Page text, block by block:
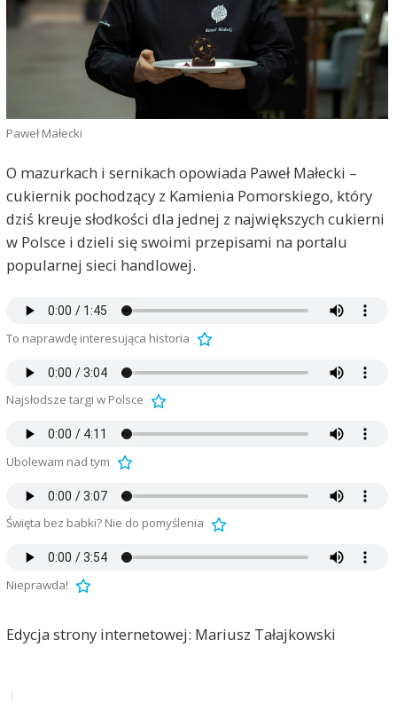
Paweł Małecki
O mazurkach i sernikach opowiada Paweł Małecki –
cukiernik pochodzący z Kamienia Pomorskiego, który
dziś kreuje słodkości dla jednej z największych cukierni
w Polsce i dzieli się swoimi przepisami na portalu
popularnej sieci handlowej.
To naprawdę interesująca historia
Najsłodsze targi w Polsce
Ubolewam nad tym
Święta bez babki? Nie do pomyślenia
Nieprawda!
Edycja strony internetowej: Mariusz Tałajkowski